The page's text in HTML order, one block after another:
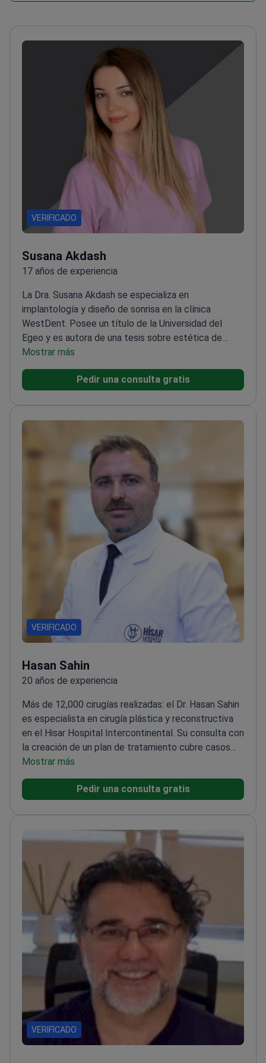
VERIFICADO
Susana Akdash
17 años de experiencia
La Dra. Susana Akdash se especializa en
implantología y diseño de sonrisa en la clínica
WestDent. Posee un título de la Universidad del
Egeo y es autora de una tesis sobre estética de
implantes. Proporciona consultas con creación de
planes de tratamiento para rehabilitaciones dentales
de arco completoRealiza técnicas All-on-4 y All-on-6
tecnologíaRealiza aumento óseo y elevación de seno
para preparar a los pacientes para implantes
Utiliza soluciones de cirugía digital para una
recuperación más rápida e implantes de carga
Experta en diseño de sonrisa estética
utilizando carillas laminadas y coronas de circonio
Mostrar más
Pedir una consulta gratis
VERIFICADO
Hasan Sahin
20 años de experiencia
Más de 12,000 cirugías realizadas: el Dr. Hasan Sahin
es especialista en cirugía plástica y reconstructiva
en el Hisar Hospital Intercontinental. Su consulta con
la creación de un plan de tratamiento cubre casos
complejos de revisión y procedimientos
restaurativos. Realizó más de 12,000 cirugías para
más de 5,000 pacientes en todo el
vasos y nervios para reconectar vasos sanguíneos y
Certificado por la Sociedad Turca de Cirujanos
Plásticos por su excelencia quirúrgica
Residencia en
la Universidad Dokuz Eylul de Izmir centrada en
cirugía estética y reconstructiva
Su experiencia
incluye cirugía craneofacial y de mano para
necesidades funcionales y estéticas
Mostrar más
Pedir una consulta gratis
VERIFICADO